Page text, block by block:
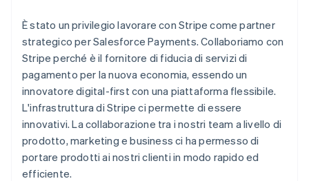
È stato un privilegio lavorare con Stripe come partner
strategico per Salesforce Payments. Collaboriamo con
Stripe perché è il fornitore di fiducia di servizi di
pagamento per la nuova economia, essendo un
innovatore digital-first con una piattaforma flessibile.
L'infrastruttura di Stripe ci permette di essere
innovativi. La collaborazione tra i nostri team a livello di
prodotto, marketing e business ci ha permesso di
portare prodotti ai nostri clienti in modo rapido ed
efficiente.